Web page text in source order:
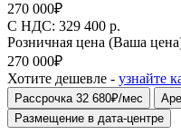
270 000₽
C НДС: 329 400 р.
Розничная цена (Ваша
270 000₽
Хотите дешевле - узнайте
Рассрочка 32 680₽/мес
Размещение в дата-центре